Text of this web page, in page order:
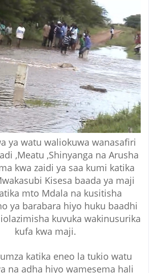
ya watu waliokuwa wanasafiri
,Meatu ,Shinyanga na Arusha
kwa zaidi ya saa kumi katika
Kisesa baada ya maji
mto Mdala na kusitisha
ya barabara hiyo huku baadhi
kuvuka wakinusurika
kufa kwa maji.
katika eneo la tukio watu
na adha hiyo wamesema hali